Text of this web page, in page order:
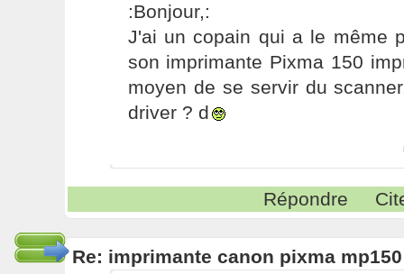
:Bonjour,:
J'ai un copain qui a le même
son imprimante Pixma 150
moyen de se servir du
driver ? d
Répondre
Re: imprimante canon pixma mp150